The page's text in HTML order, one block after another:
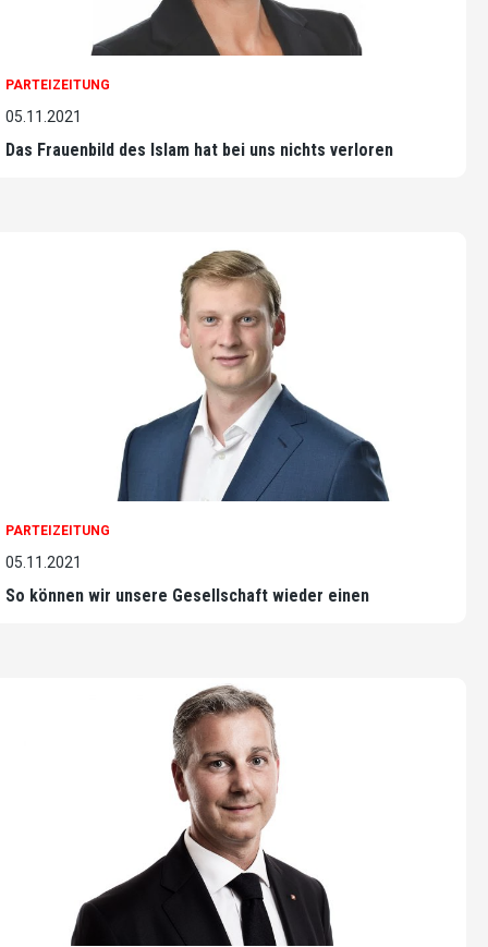
PARTEIZEITUNG
05.11.2021
Das Frauenbild des Islam hat bei uns nichts verloren
PARTEIZEITUNG
05.11.2021
So können wir unsere Gesellschaft wieder einen